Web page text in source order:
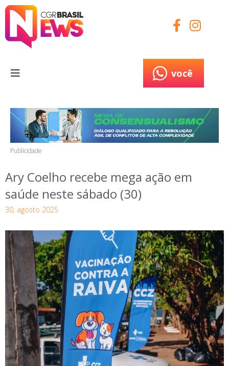
você
Publicidade
Ary Coelho recebe mega ação em
saúde neste sábado (30)
30, agosto 2025